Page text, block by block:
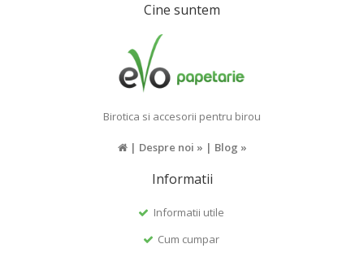
Cine suntem
Birotica si accesorii pentru birou
| Despre noi » | Blog »
Informatii
Informatii utile
Cum cumpar